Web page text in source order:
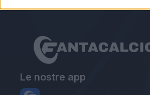
Le nostre app